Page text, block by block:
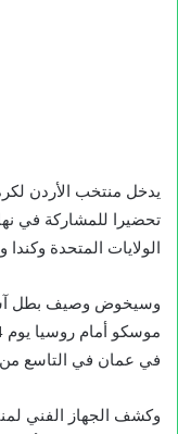
يدخل منتخب الأردن
الولايات المتحدة
وسيخوض وصيف بطل
في عمان في التاسع من
وكشف الجهاز الفني